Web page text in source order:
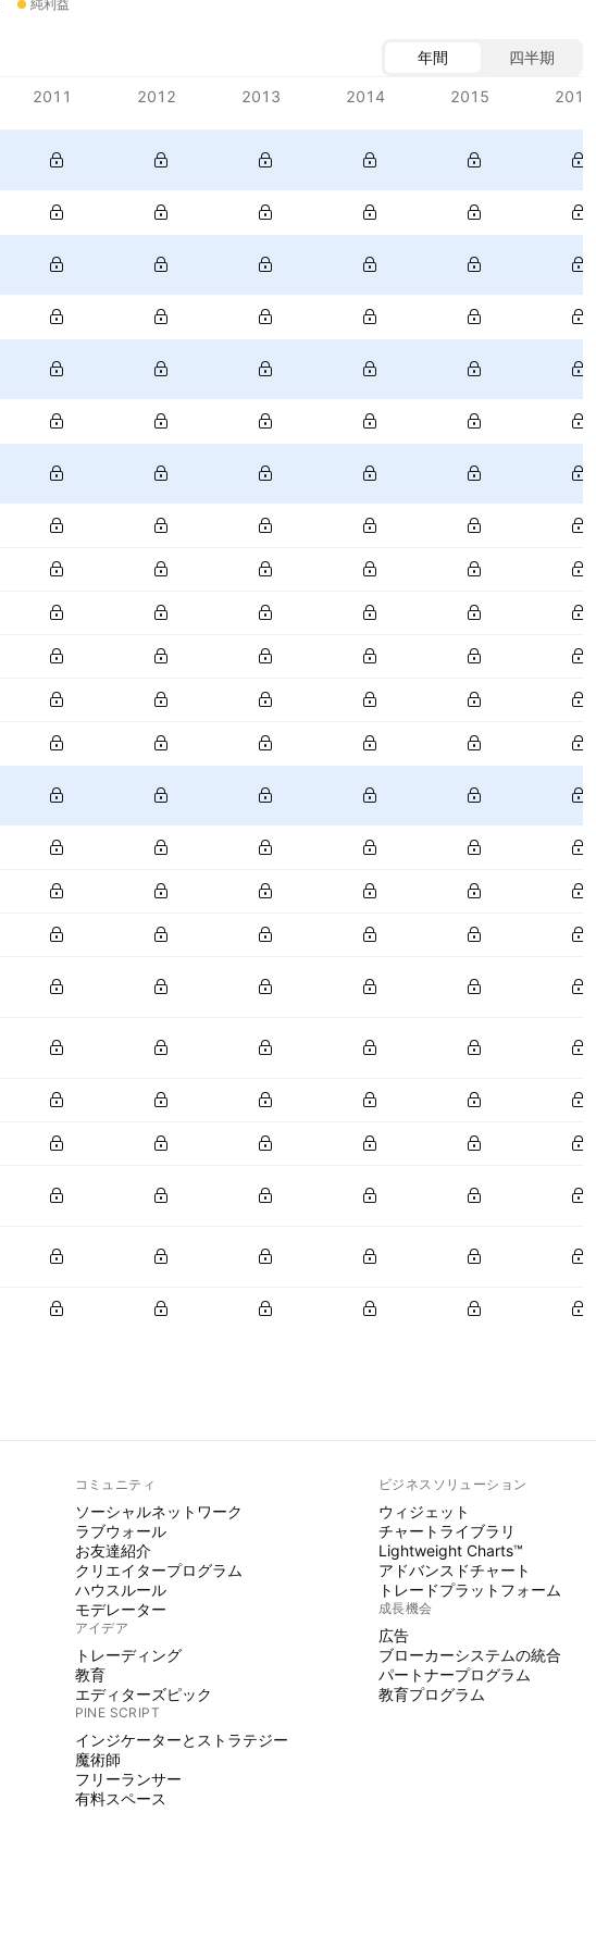
純利益
年間
四半期
2011 2012 2013 2014 2015 2016
コミュニティ
ソーシャルネットワーク
ラブウォール
お友達紹介
クリエイタープログラム
ハウスルール
モデレーター
アイデア
トレーディング
教育
エディターズピック
PINE SCRIPT
インジケーターとストラテジー
魔術師
フリーランサー
有料スペース
ビジネスソリューション
ウィジェット
チャートライブラリ
Lightweight Charts™
アドバンスドチャート
トレードプラットフォーム
成長機会
広告
ブローカーシステムの統合
パートナープログラム
教育プログラム